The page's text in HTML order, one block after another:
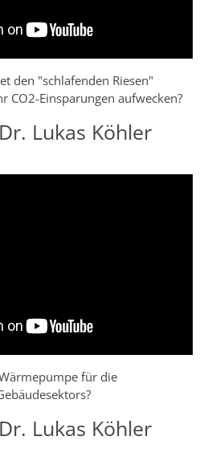
den "schlafenden Riesen"
CO2-Einsparungen aufwecken?
Lukas Köhler
für die
Lukas Köhler